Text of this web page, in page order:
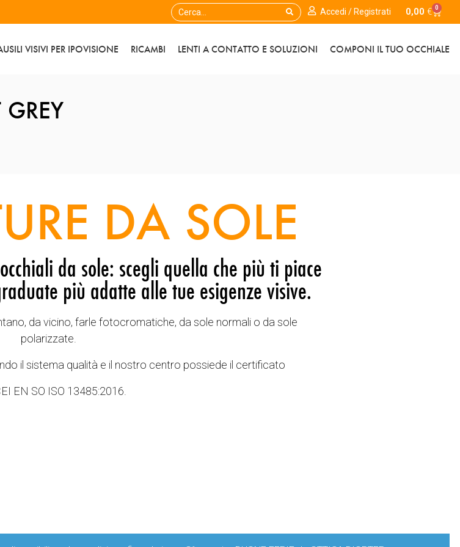
Accedi / Registrati 0,00 € 0
VISIVI PER IPOVISIONE RICAMBI LENTI A CONTATTO E SOLUZIONI COMPONI IL TUO OCCHIALE
DA SOLE
da sole: scegli quella che più ti piace
più adatte alle tue esigenze visive.
da vicino, farle fotocromatiche, da sole normali o da sole
polarizzate.
il sistema qualità e il nostro centro possiede il certificato
EN SO ISO 13485:2016.